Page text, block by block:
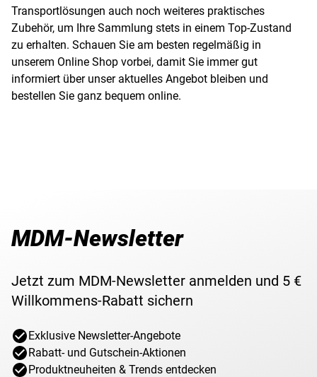
Transportlösungen auch noch weiteres praktisches
Zubehör, um Ihre Sammlung stets in einem Top-Zustand
zu erhalten. Schauen Sie am besten regelmäßig in
unserem Online Shop vorbei, damit Sie immer gut
informiert über unser aktuelles Angebot bleiben und
bestellen Sie ganz bequem online.
MDM-Newsletter
Jetzt zum MDM-Newsletter anmelden und 5 €
Willkommens-Rabatt sichern
Exklusive Newsletter-Angebote
Rabatt- und Gutschein-Aktionen
Produktneuheiten & Trends entdecken